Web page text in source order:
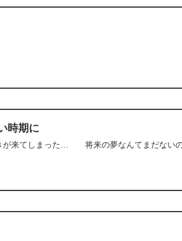
時期に
が来てしまった… 将来の夢なんてまだない